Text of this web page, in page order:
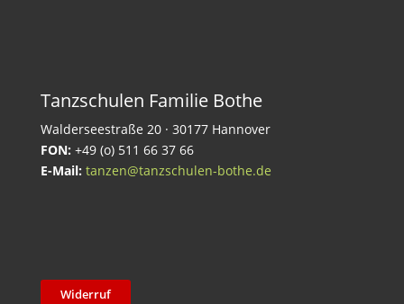
Tanzschulen Familie Bothe
Walderseestraße 20 · 30177 Hannover
FON: +49 (o) 511 66 37 66
E-Mail: tanzen@tanzschulen-bothe.de
Widerruf